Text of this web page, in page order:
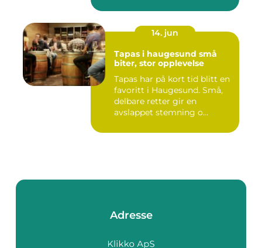
14. jun
Tapas i haugesund små
biter, stor opplevelse
Tapas har på kort tid blitt en
favoritt i Haugesund. Små,
delbare retter gir en
avslappet stemning o...
Adresse